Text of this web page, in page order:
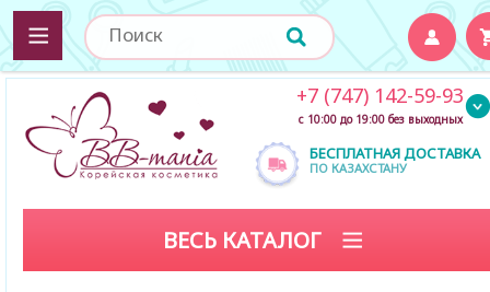
БЕСПЛАТНАЯ ДОСТАВКА
ПО КАЗАХСТАНУ
+7 (747) 142-59-93
с 10:00 до 19:00 без выходных
ВЕСЬ КАТАЛОГ